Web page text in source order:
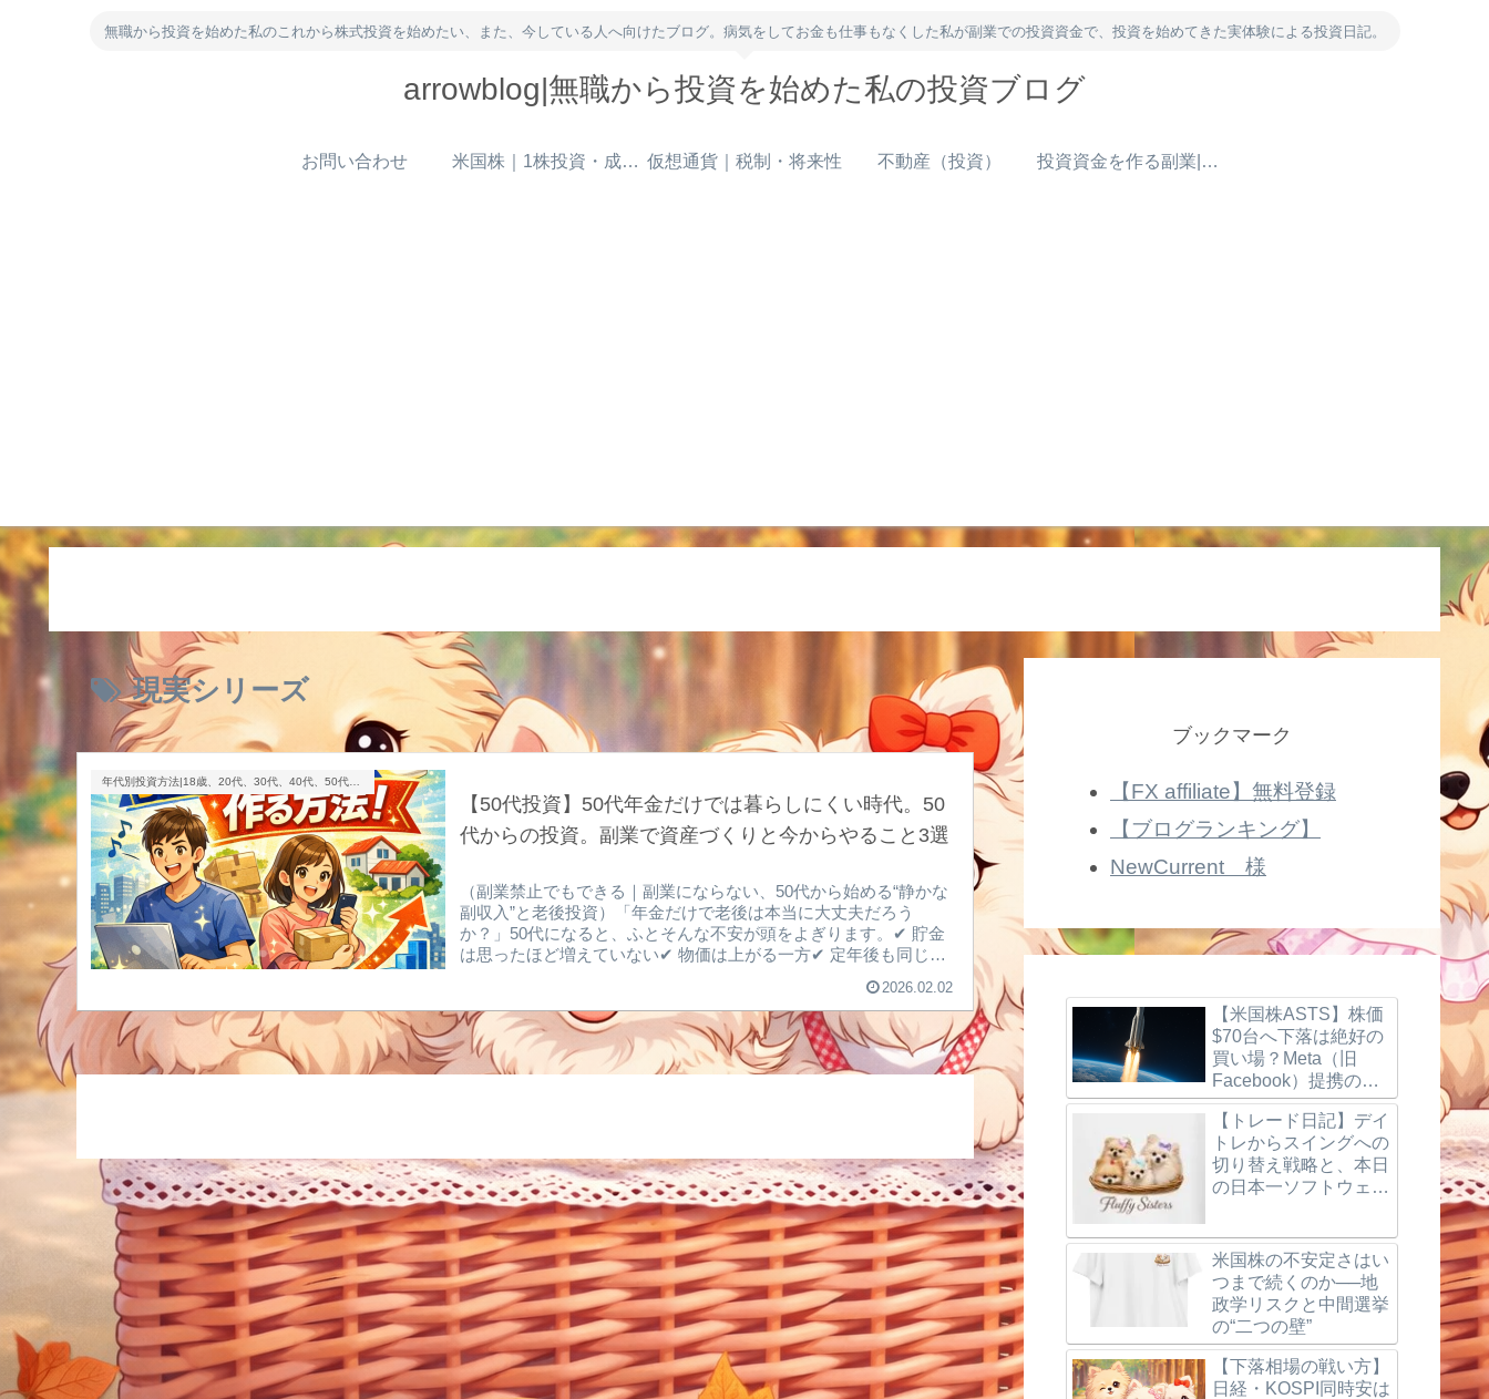
無職から投資を始めた私のこれから株式投資を始めたい、また、今している人へ向けたブログ。病気をしてお金も仕事もなくした私が副業での投資資金で、投資を始めてきた実体験による投資日記。
arrowblog|無職から投資を始めた私の投資ブログ
お問い合わせ 米国株｜1株投資・成長株 仮想通貨｜税制・将来性 不動産（投資） 投資資金を作る副業|ポイ活・アンケート・得意を売る
現実シリーズ
【50代投資】50代年金だけでは暮らしにくい時代。50
代からの投資。副業で資産づくりと今からやること3選
（副業禁止でもできる｜副業にならない、50代から始める“静かな
副収入”と老後投資）「年金だけで老後は本当に大丈夫だろう
か？」50代になると、ふとそんな不安が頭をよぎります。✔ 貯金
は思ったほど増えていない✔ 物価は上がる一方✔ 定年後も同じ生
できること”は確実にあります。大きなリスクを取らなくても、仕
事を続けながら、無理なく老後資産を増やす方法は存在します。
※50代で始める・見直す資産運用、楽天証券からの記事抜粋🔶 老
後年金だけでは生活費が足りない現実年金受給額は大きく増えない
医療費・生活費・介護費はこれから上がる「貯金を切り崩す老...
2026.02.02
ブックマーク
【FX affiliate】無料登録
【ブログランキング】
NewCurrent 様
【米国株ASTS】株価
$70台へ下落は絶好の
買い場？Meta（旧
Facebook）提携の噂
とBlueBird打ち上げ成
功、楽天モバイルの最
新動向を徹底解説！
【トレード日記】デイ
トレからスイングへの
切り替え戦略と、本日
の日本一ソフトウェア
米国株の不安定さはい
つまで続くのか──地
政学リスクと中間選挙
の“二つの壁”
【下落相場の戦い方】
日経・KOSPI同時安は